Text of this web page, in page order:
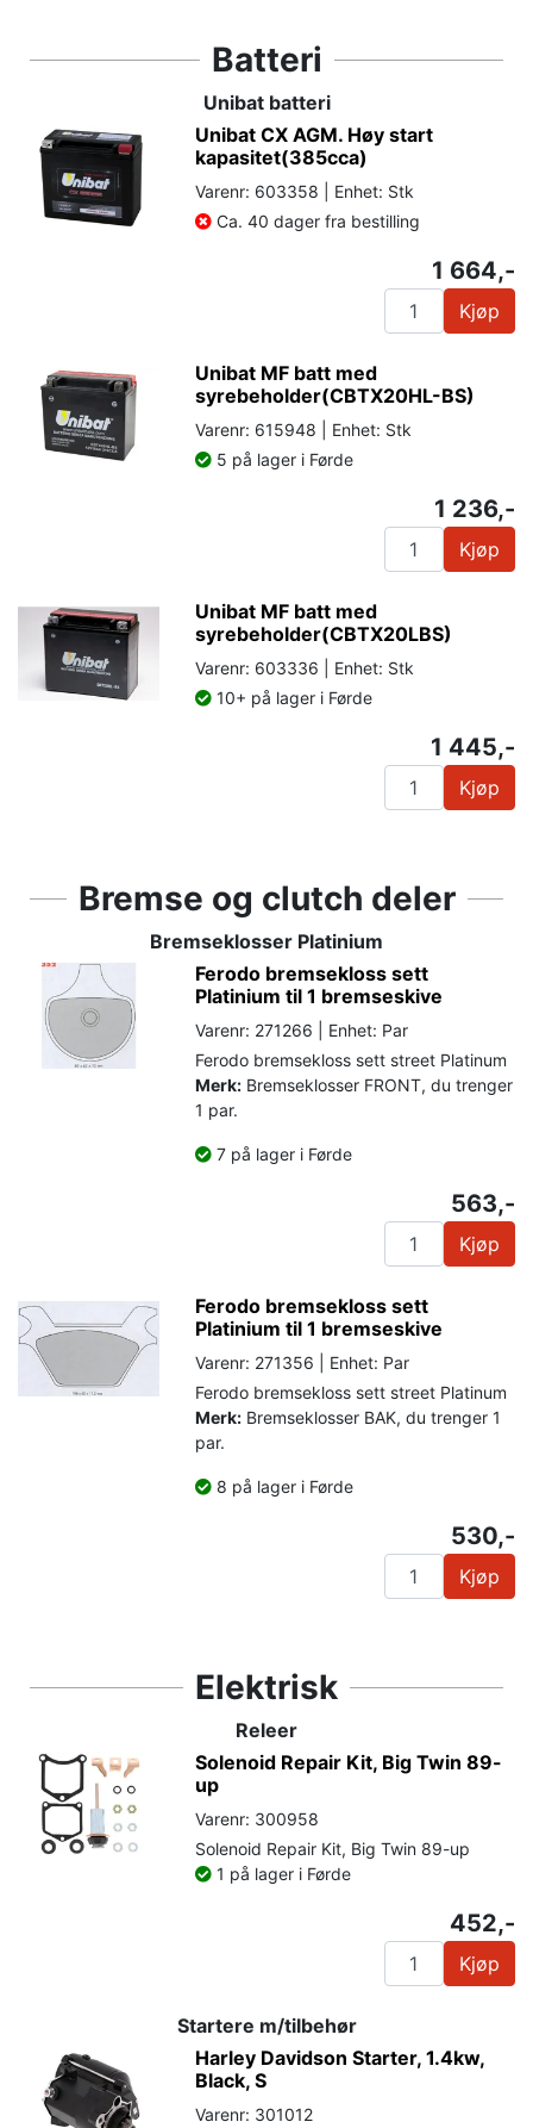
Batteri
Unibat batteri
Unibat CX AGM. Høy start
kapasitet(385cca)
Varenr: 603358 | Enhet: Stk
Ca. 40 dager fra bestilling
1 664,-
Kjøp
Unibat MF batt med
syrebeholder(CBTX20HL-BS)
Varenr: 615948 | Enhet: Stk
5 på lager i Førde
1 236,-
Kjøp
Unibat MF batt med
syrebeholder(CBTX20LBS)
Varenr: 603336 | Enhet: Stk
10+ på lager i Førde
1 445,-
Kjøp
Bremse og clutch deler
Bremseklosser Platinium
Ferodo bremsekloss sett
Platinium til 1 bremseskive
Varenr: 271266 | Enhet: Par
Ferodo bremsekloss sett street Platinum
Merk: Bremseklosser FRONT, du trenger
1 par.
7 på lager i Førde
563,-
Kjøp
Ferodo bremsekloss sett
Platinium til 1 bremseskive
Varenr: 271356 | Enhet: Par
Ferodo bremsekloss sett street Platinum
Merk: Bremseklosser BAK, du trenger 1
par.
8 på lager i Førde
530,-
Kjøp
Elektrisk
Releer
Solenoid Repair Kit, Big Twin 89-
up
Varenr: 300958
Solenoid Repair Kit, Big Twin 89-up
1 på lager i Førde
452,-
Kjøp
Startere m/tilbehør
Harley Davidson Starter, 1.4kw,
Black, S
Varenr: 301012